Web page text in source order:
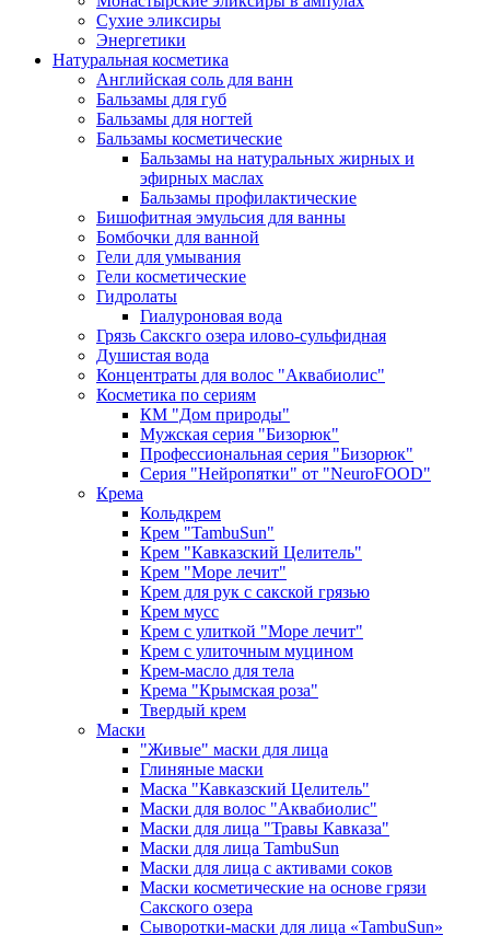
Сухие эликсиры
Энергетики
Натуральная косметика
Английская соль для ванн
Бальзамы для губ
Бальзамы для ногтей
Бальзамы косметические
Бальзамы на натуральных жирных и
эфирных маслах
Бальзамы профилактические
Бишофитная эмульсия для ванны
Бомбочки для ванной
Гели для умывания
Гели косметические
Гидролаты
Гиалуроновая вода
Грязь Сакскго озера илово-сульфидная
Душистая вода
Концентраты для волос "Аквабиолис"
Косметика по сериям
КМ "Дом природы"
Мужская серия "Бизорюк"
Профессиональная серия "Бизорюк"
Серия "Нейропятки" от "NeuroFOOD"
Крема
Кольдкрем
Крем "TambuSun"
Крем "Кавказский Целитель"
Крем "Море лечит"
Крем для рук с сакской грязью
Крем мусс
Крем с улиткой "Море лечит"
Крем с улиточным муцином
Крем-масло для тела
Крема "Крымская роза"
Твердый крем
Маски
"Живые" маски для лица
Глиняные маски
Маска "Кавказский Целитель"
Маски для волос "Аквабиолис"
Маски для лица "Травы Кавказа"
Маски для лица TambuSun
Маски для лица с активами соков
Маски косметические на основе грязи
Сакского озера
Сыворотки-маски для лица «TambuSun»